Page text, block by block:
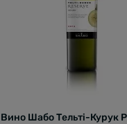
Вино Шабо Тельті-Курук